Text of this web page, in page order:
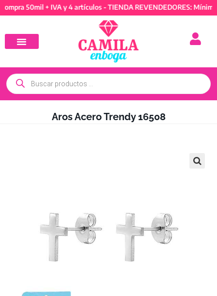
50mil + IVA y 4 artículos - TIENDA REVENDEDORES:
Aros Acero Trendy 16508